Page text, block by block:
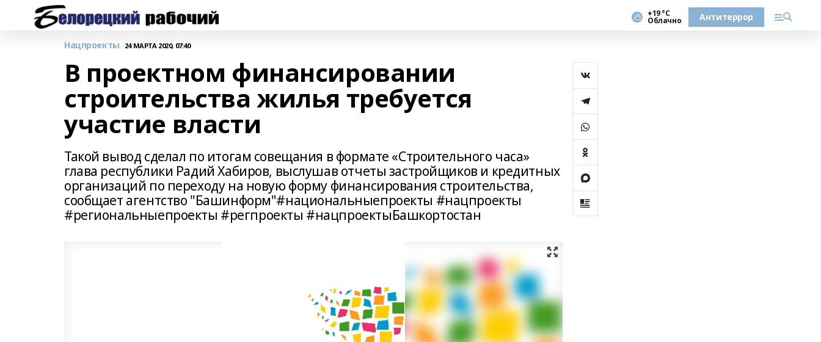
+19 °С
Облачно Антитеррор
Нацпроекты 24 МАРТА 2020, 07:40
В проектном финансировании
строительства жилья требуется
участие власти
Такой вывод сделал по итогам совещания в формате «Строительного часа»
глава республики Радий Хабиров, выслушав отчеты застройщиков и кредитных
организаций по переходу на новую форму финансирования строительства,
сообщает агентство "Башинформ"#национальныепроекты #нацпроекты
#региональныепроекты #регпроекты #нацпроектыБашкортостан